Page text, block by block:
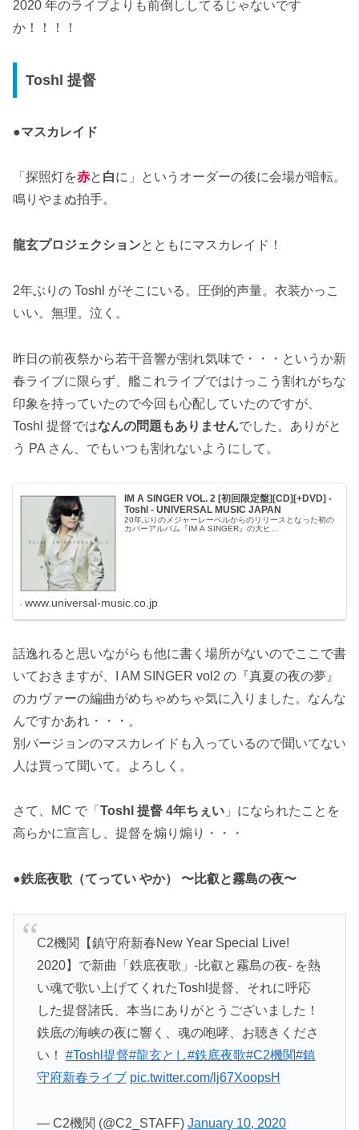
2020 年のライブよりも前倒ししてるじゃないです
か！！！！
Toshl 提督
●マスカレイド
「探照灯を赤と 白に」というオーダーの後に会場が暗転。
鳴りやまぬ拍手。
龍玄プロジェクションとともにマスカレイド！
2年ぶりの Toshl がそこにいる。圧倒的声量。衣装かっこ
いい。無理。泣く。
昨日の前夜祭から若干音響が割れ気味で・・・というか新
春ライブに限らず、艦これライブではけっこう割れがちな
印象を持っていたので今回も心配していたのですが、
Toshl 提督ではなんの問題もありませんでした。ありがと
う PA さん、でもいつも割れないようにして。
IM A SINGER VOL. 2 [初回限定盤][CD][+DVD] -
Toshl - UNIVERSAL MUSIC JAPAN
20年ぶりのメジャーレーベルからのリリースとなった初の
カバーアルバム『IM A SINGER』の大ヒ…
www.universal-music.co.jp
話逸れると思いながらも他に書く場所がないのでここで書
いておきますが、I AM SINGER vol2 の『真夏の夜の夢』
のカヴァーの編曲がめちゃめちゃ気に入りました。なんな
んですかあれ・・・。
別バージョンのマスカレイドも入っているので聞いてない
人は買って聞いて。よろしく。
さて、MC で「 Toshl 提督 4年ちぇい 」になられたことを
高らかに宣言し、提督を煽り煽り・・・
●鉄底夜歌（てってい やか） 〜比叡と霧島の夜〜
C2機関【鎮守府新春New Year Special Live!
2020】で新曲「鉄底夜歌」-比叡と霧島の夜- を熱
い魂で歌い上げてくれたToshl提督、それに呼応
した提督諸氏、本当にありがとうございました！
鉄底の海峡の夜に響く、魂の咆哮、お聴きくださ
い！ #Toshl提督#龍玄とし#鉄底夜歌#C2機関#鎮
守府新春ライブ pic.twitter.com/lj67XoopsH
— C2機関 (@C2_STAFF) January 10, 2020